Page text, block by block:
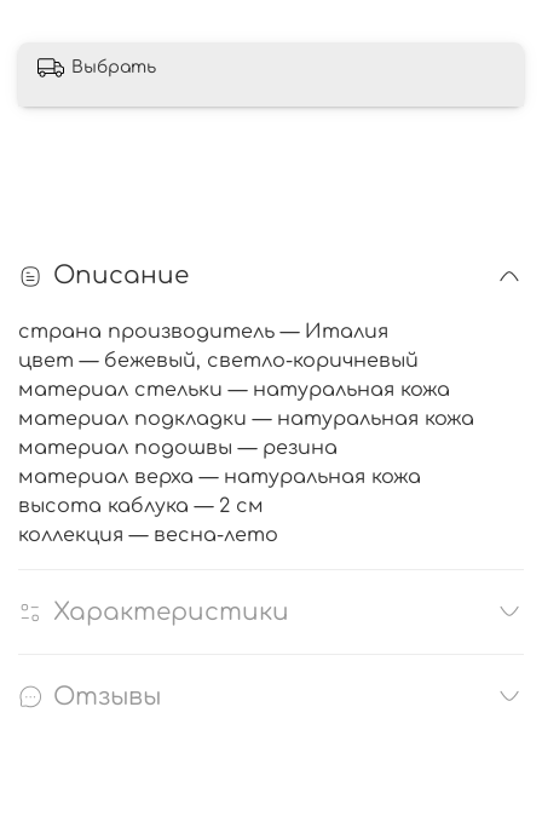
Выбрать
Описание
страна производитель — Италия
цвет — бежевый, светло-коричневый
материал стельки — натуральная кожа
материал подкладки — натуральная кожа
материал подошвы — резина
материал верха — натуральная кожа
высота каблука — 2 см
коллекция — весна-лето
Характеристики
Отзывы